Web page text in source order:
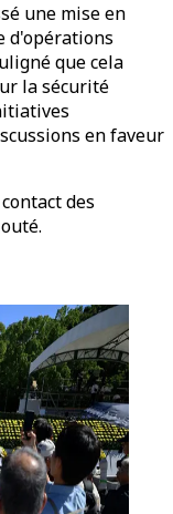
une mise en
d'opérations
que cela
la sécurité
en faveur
des